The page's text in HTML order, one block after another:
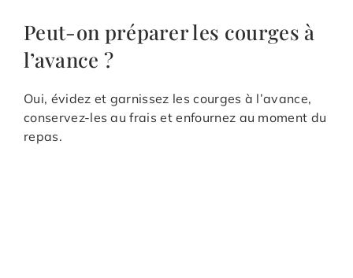
Peut-on préparer les courges à
l’avance ?
Oui, évidez et garnissez les courges à l’avance,
conservez-les au frais et enfournez au moment du
repas.